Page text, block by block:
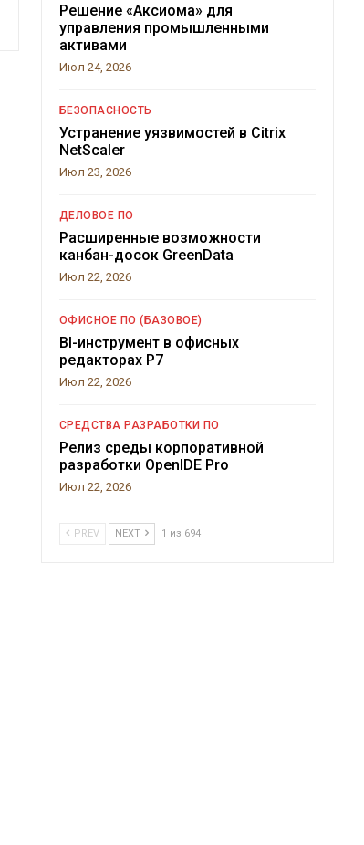
Решение «Аксиома» для
управления промышленными
активами
Июл 24, 2026
БЕЗОПАСНОСТЬ
Устранение уязвимостей в Citrix
NetScaler
Июл 23, 2026
ДЕЛОВОЕ ПО
Расширенные возможности
канбан-досок GreenData
Июл 22, 2026
ОФИСНОЕ ПО (БАЗОВОЕ)
BI-инструмент в офисных
редакторах Р7
Июл 22, 2026
СРЕДСТВА РАЗРАБОТКИ ПО
Релиз среды корпоративной
разработки OpenIDE Pro
Июл 22, 2026
PREV NEXT 1 из 694